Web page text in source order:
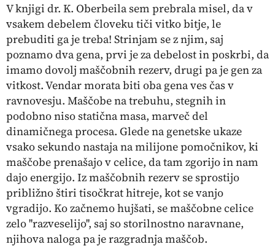
V knjigi dr. K. Oberbeila sem prebrala misel, da v
vsakem debelem človeku tiči vitko bitje, le
prebuditi ga je treba! Strinjam se z njim, saj
poznamo dva gena, prvi je za debelost in poskrbi, da
imamo dovolj maščobnih rezerv, drugi pa je gen za
vitkost. Vendar morata biti oba gena ves čas v
ravnovesju. Maščobe na trebuhu, stegnih in
podobno niso statična masa, marveč del
dinamičnega procesa. Glede na genetske ukaze
vsako sekundo nastaja na milijone pomočnikov, ki
maščobe prenašajo v celice, da tam zgorijo in nam
dajo energijo. Iz maščobnih rezerv se sprostijo
približno štiri tisočkrat hitreje, kot se vanjo
vgradijo. Ko začnemo hujšati, se maščobne celice
zelo ''razveselijo'', saj so storilnostno naravnane,
njihova naloga pa je razgradnja maščob.